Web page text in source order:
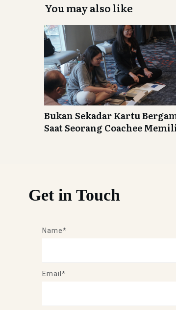
You may also like
Bukan Sekadar Kartu
Saat Seorang Coachee
Get in Touch
Name*
Email*